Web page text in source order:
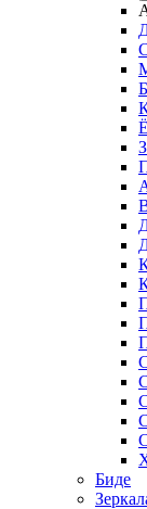
Биде